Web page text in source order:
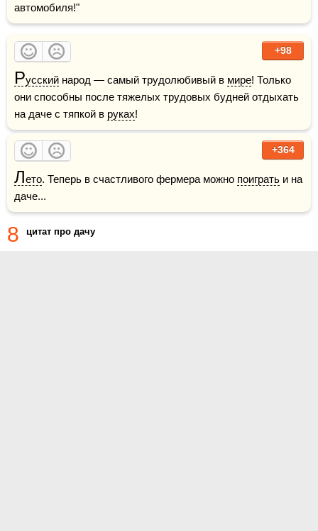
автомобиля!"
+98
Русский народ — самый трудолюбивый в мире! Только
они способны после тяжелых трудовых будней отдыхать
на даче с тяпкой в руках!
+364
Лето. Теперь в счастливого фермера можно поиграть и на
даче...
8 цитат про дачу